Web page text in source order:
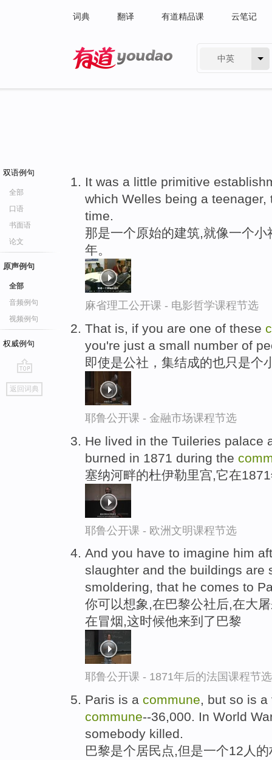
词典 翻译 有道精品课 云笔记
中英
双语例句
全部
口语
书面语
论文
原声例句
全部
音频例句
视频例句
权威例句
go
top
返回词典
It was a little primitive
which Welles being a
time.
那是一个原始的建筑,就像一个
年。
麻省理工公开课 - 电影哲学课程节选
That is, if you are one of these
you're just a small number of
即使是公社，集结成的也只是个
耶鲁公开课 - 金融市场课程节选
He lived in the Tuileries palace
burned in 1871 during the
塞纳河畔的杜伊勒里宫,它在
耶鲁公开课 - 欧洲文明课程节选
And you have to imagine him
slaughter and the buildings are
smoldering, that he comes to
你可以想象,在巴黎公社后,在大
在冒烟,这时候他来到了巴黎
耶鲁公开课 - 1871年后的法国课程节选
Paris is a commune, but so is
commune--36,000. In World
somebody killed.
巴黎是个居民点,但是一个12人